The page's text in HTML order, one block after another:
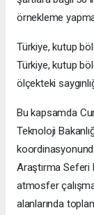
örnekleme
Türkiye, kutup
Türkiye, kutup
ölçekteki
Bu kapsamda
Teknoloji
Araştırma Seferi
atmosfer
alanlarında